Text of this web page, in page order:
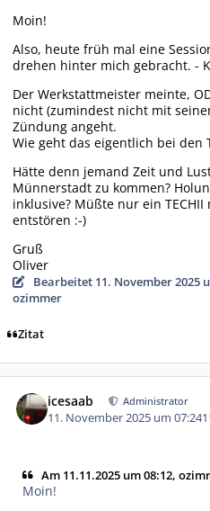
Moin!
Also, heute früh mal eine
drehen hinter mich gebracht. -
Der Werkstattmeister meinte,
nicht (zumindest nicht mit
Zündung angeht.
Wie geht das eigentlich bei den
Hätte denn jemand Zeit und
Münnerstadt zu kommen?
inklusive? Müßte nur ein
entstören :-)
Gruß
Oliver
Bearbeitet 11. November 2025
ozimmer
Zitat
icesaab Administrator
11. November 2025 um 07:24
Am 11.11.2025 um 08:12,
Moin!